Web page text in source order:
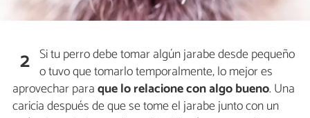
2 Si tu perro debe tomar algún jarabe desde pequeño
o tuvo que tomarlo temporalmente, lo mejor es
aprovechar paraque lo relacione con algo bueno. Una
caricia después de que se tome el jarabe junto con un